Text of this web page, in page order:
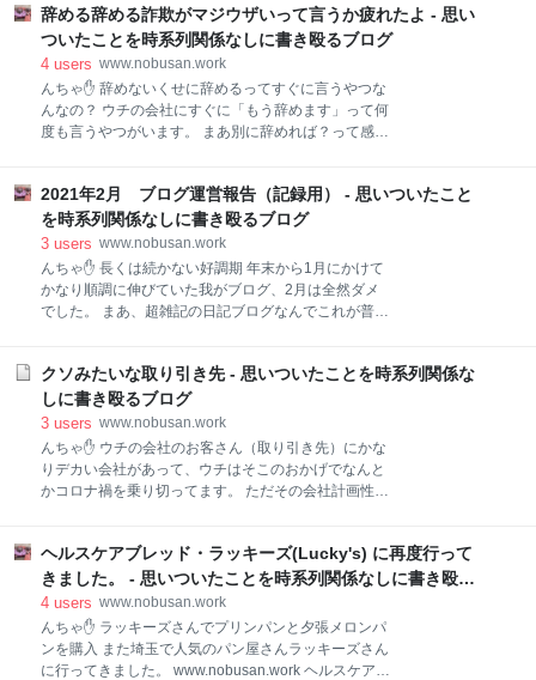
ことだけじゃなくてそれ以外のこともやるみたいな感
じでした。 ちょっと内容が思ってたのと違って、その
場では決めることができないのでいったん考えて返事
することに。 こ
よね。 「そんなのやらなくていいですよ」って言われ
たよ ちょうど工場長なんかは会議でいなかったんで自
分の判断で優先順位が高い早退した人の仕事をしてた
ら「そんな奴の仕事ほっときゃいいんですよ、明日来
たらやらせれば」ってのたまう人物がいました。 うっ
せえわ！俺だってそうしたいわい とりあえず優しく
が言うには、早退したのが木曜で納品が月曜、なので
「金曜の夜のトラックに積み込まなきゃいけないけ
ど、金土でやらせればいい」ってことでした。 確かに
ね、金曜に来ればい
辞める辞める詐欺がマジウザいって言うか疲れたよ - 思い
ついたことを時系列関係なしに書き殴るブログ
4 users www.nobusan.work
んちゃ✋ 辞めないくせに辞めるってすぐに言うやつな
んなの？ ウチの会社にすぐに「もう辞めます」って何
度も言うやつがいます。 まあ別に辞めれば？って感じ
らい言ってきてるんで最近は「ハイハイ」って聞いて
ます、まあそんな感じなんで最近は他の人に行ってる
みたいですが。 最近だけじゃなく以前からいろんな人
に言ってたんですがね。 去年 「コロナなんで就職先も
見つからないんでもうちょっとしたら辞めます」 「社
長に理不尽なことで怒られるんで辞めます」 「専務
たら辞めます」 「冬のボーナスもらったら辞めます」
「後輩に給料抜かれたんで辞めます」 「仕事いっぱい
いっぱいなんで辞めます」 「きちんと評価されないん
で辞め
2021年2月 ブログ運営報告（記録用） - 思いついたこと
を時系列関係なしに書き殴るブログ
3 users www.nobusan.work
んちゃ✋ 長くは続かない好調期 年末から1月にかけて
かなり順調に伸びていた我がブログ、2月は全然ダメ
でした。 まあ、超雑記の日記ブログなんでこれが普通
は週末などに数記事書いて予約投稿したり、思いつい
た愚痴なんかを一気に書いたりしてます、もっと何か
お役に立てるようなこと書きたいんですが完全に日記
になってますね。 読者様 274名 3名の方が新しく読者
になってくださいました（1人へって3人増えました）
微増ですが、こんな日記ブログ読んでくださる方がい
とはいえ大きく減りましたね、先月は8,000超えだっ
たんで2月はもうちょっといってくれるかと思ったん
ですが… 5,000超えてるだけで
クソみたいな取り引き先 - 思いついたことを時系列関係な
しに書き殴るブログ
3 users www.nobusan.work
んちゃ✋ ウチの会社のお客さん（取り引き先）にかな
りデカい会社があって、ウチはそこのおかげでなんと
かコロナ禍を乗り切ってます。 ただその会社計画性も
無くなったのか、やたらとウチに注文がくる、今まで
他でやってたんだろうなって物がかなり舞い込んでき
てる。 仕事が暇よりはいいが、あまりにも計画性のな
さに従業員は辟易して、いい加減にしろ！ってなって
るきた、以前からそうだったが。 この前は「最初の納
期より1週間早くよこせ、無理ならいい！他に頼むか
ヘルスケアブレッド・ラッキーズ(Lucky's) に再度行って
きました。 - 思いついたことを時系列関係なしに書き殴る
ブログ
4 users www.nobusan.work
んちゃ✋ ラッキーズさんでプリンパンと夕張メロンパ
ンを購入 また埼玉で人気のパン屋さんラッキーズさん
に行ってきました。 www.nobusan.work ヘルスケアブ